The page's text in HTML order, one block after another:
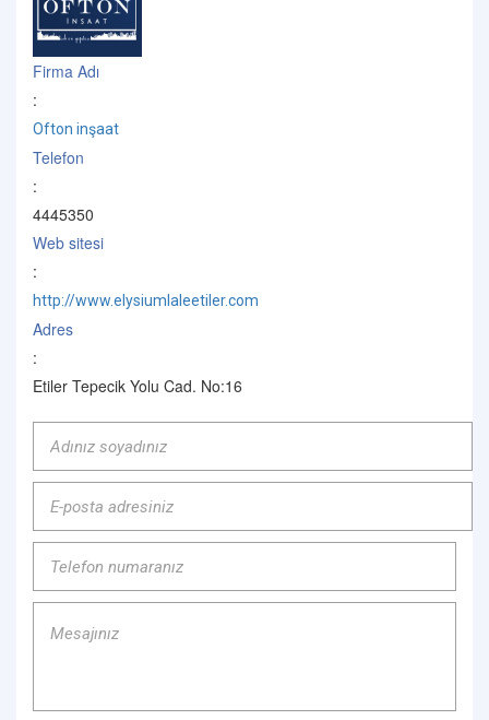
Firma Adı
:
Ofton inşaat
Telefon
:
4445350
Web sitesi
:
http://www.elysiumlaleetiler.com
Adres
:
Etiler Tepecik Yolu Cad. No:16